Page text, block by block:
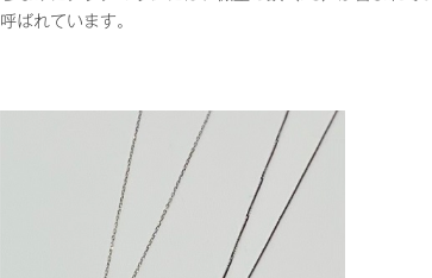
呼ばれています。